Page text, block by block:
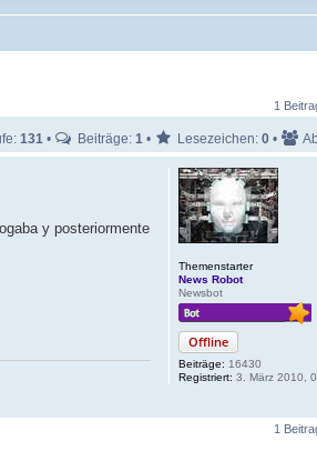
1
131 • Beiträge: 1 • Lesezeichen: 0 •
Themenstarter
News Robot
Newsbot
Offline
Beiträge: 16430
Registriert: 3. März 2010,
y posteriormente
1